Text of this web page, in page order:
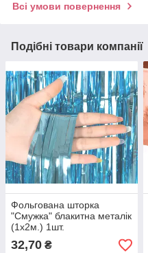
Всі умови повернення
Подібні товари компанії
Фольгована шторка
"Смужка" блакитна металік
(1х2м.) 1шт.
32,70 ₴